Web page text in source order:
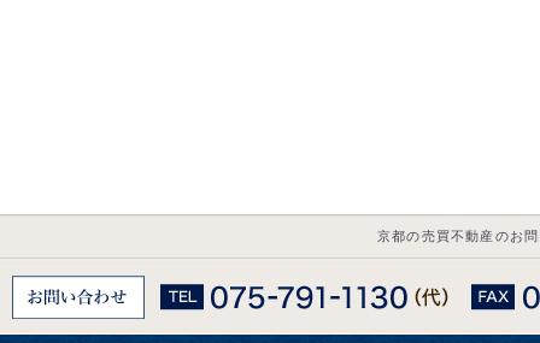
京都の売買不動産のお